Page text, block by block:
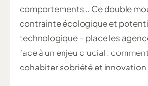
comportements… Ce double
contrainte écologique et
technologique – place les
face à un enjeu crucial :
cohabiter sobriété et innovation